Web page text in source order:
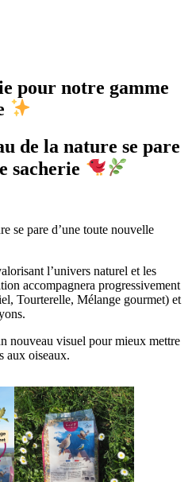
pour notre gamme
de la nature se pare
sacherie
se pare d’une toute nouvelle
l’univers naturel et les
accompagnera progressivement
Tourterelle, Mélange gourmet) et
nouveau visuel pour mieux mettre
aux oiseaux.